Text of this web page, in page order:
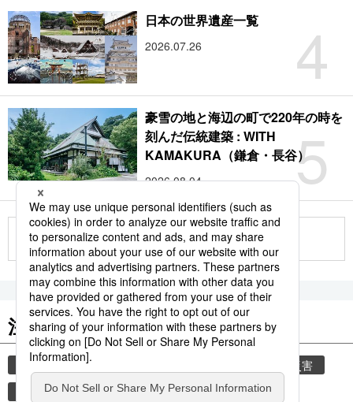
4
日本の世界遺産一覧
2026.07.26
5
豪雪の地と海辺の町で220年の時を
刻んだ伝統建築 : WITH
KAMAKURA（鎌倉・長谷）
2026.08.04
もっと見る
注目のキーワード
共同通信ニュース
災害
津波 熊本 熊本地震 観光